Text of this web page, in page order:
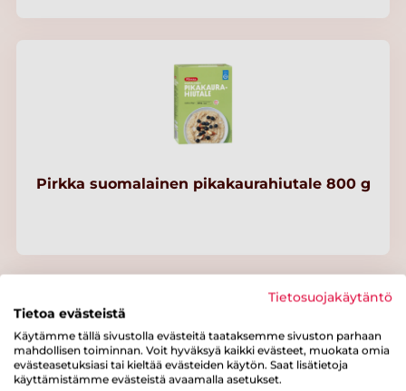
Pirkka suomalainen pikakaurahiutale 800 g
Tietosuojakäytäntö
Tietoa evästeistä
Käytämme tällä sivustolla evästeitä taataksemme sivuston parhaan
mahdollisen toiminnan. Voit hyväksyä kaikki evästeet, muokata omia
evästeasetuksiasi tai kieltää evästeiden käytön. Saat lisätietoja
käyttämistämme evästeistä avaamalla asetukset.